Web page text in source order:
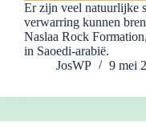
Er zijn veel natuurlijke
verwarring kunnen
Naslaa Rock
in Saoedi-arabië.
JosWP
9 mei